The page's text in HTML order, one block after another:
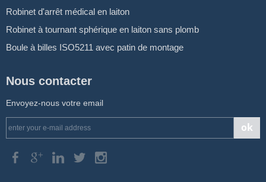
Robinet d'arrêt médical en laiton
Robinet à tournant sphérique en laiton sans plomb
Boule à billes ISO5211 avec patin de montage
Nous contacter
Envoyez-nous votre email
ok